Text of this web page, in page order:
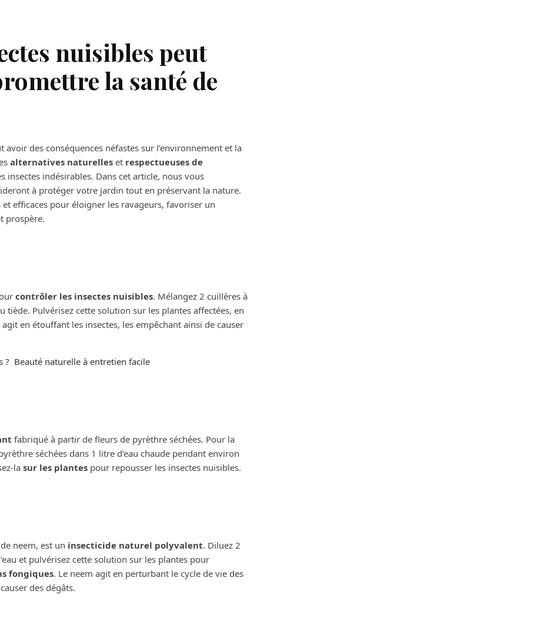
nuisibles peut
la santé de
des conséquences néfastes sur l’environnement et la
alternatives naturelles et respectueuses de
insectes indésirables. Dans cet article, nous vous
à protéger votre jardin tout en préservant la nature.
efficaces pour éloigner les ravageurs, favoriser un
prospère.
contrôler les insectes nuisibles. Mélangez 2 cuillères à
tiède. Pulvérisez cette solution sur les plantes affectées, en
agit en étouffant les insectes, les empêchant ainsi de causer
? Beauté naturelle à entretien facile
fabriqué à partir de fleurs de pyrèthre séchées. Pour la
séchées dans 1 litre d’eau chaude pendant environ
la sur les plantes pour repousser les insectes nuisibles.
neem, est un insecticide naturel polyvalent. Diluez 2
et pulvérisez cette solution sur les plantes pour
fongiques. Le neem agit en perturbant le cycle de vie des
des dégâts.